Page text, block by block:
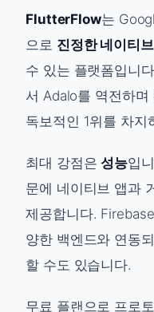
FlutterFlow는
으로 진정한 네이티
수 있는 플랫폼입니
서 Adalo를 역전하며
독보적인 1위를 차지
최대 강점은성능입
문에 네이티브 앱과
제공합니다.
양한 백엔드와 연동
할 수도 있습니다.
무료 플랜으로 프로